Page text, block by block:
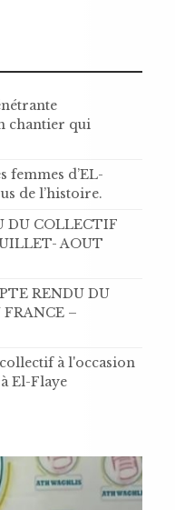
chantier qui
femmes d’EL-
de l’histoire .
DU COLLECTIF
AOUT
RENDU DU
–
à l'occasion
El-Flaye